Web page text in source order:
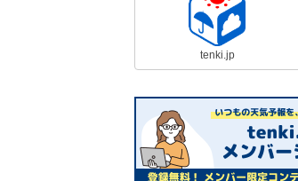
tenki.jp